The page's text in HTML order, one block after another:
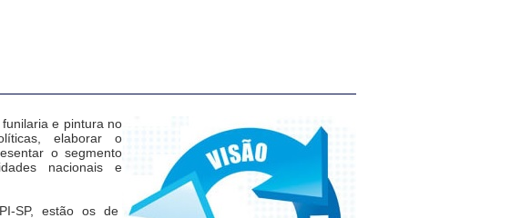
e pintura no
elaborar o
o segmento
nacionais e
SP, estão os de